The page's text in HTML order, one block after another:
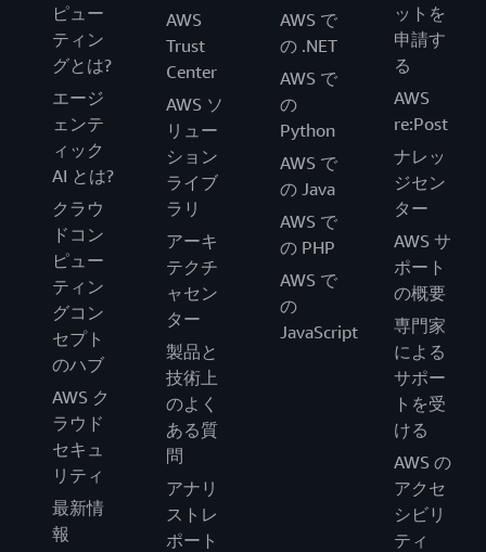
ピュー
ティン
グとは?
エージ
ェンテ
ィック
AI とは?
クラウ
ドコン
ピュー
ティン
グコン
セプト
のハブ
AWS ク
ラウド
セキュ
リティ
最新情
報
AWS
Trust
Center
AWS ソ
リュー
ション
ライブ
ラリ
アーキ
テクチ
ャセン
ター
製品と
技術上
のよく
ある質
問
アナリ
ストレ
ポート
AWS で
の .NET
AWS で
の
Python
AWS で
の Java
AWS で
の PHP
AWS で
の
JavaScript
ットを
申請す
る
AWS
re:Post
ナレッ
ジセン
ター
AWS サ
ポート
の概要
専門家
による
サポー
トを受
ける
AWS の
アクセ
シビリ
ティ